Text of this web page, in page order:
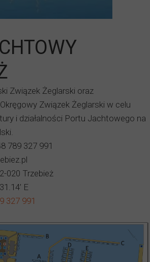
Związek Żeglarski oraz
Związek Żeglarski w celu
i działalności Portu Jachtowego na
789 327 991
020 Trzebież
E
327 991